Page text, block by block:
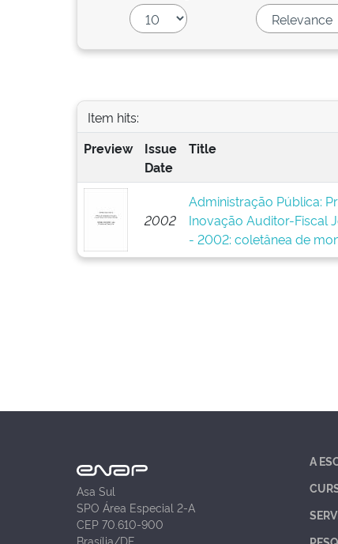
Item hits:
Preview
Issue
Date
Title
2002
Administração Pública:
Inovação Auditor-Fiscal
- 2002: coletânea de
Asa Sul
SPO Área Especial 2-A
CEP 70.610-900
Brasília/DF
A